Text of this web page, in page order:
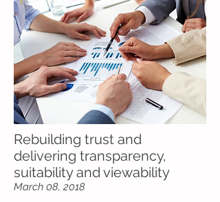
Rebuilding trust and
delivering transparency,
suitability and viewability
March 08, 2018